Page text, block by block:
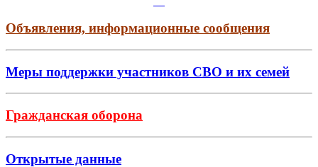
Объявления, информационные сообщения
Меры поддержки участников СВО и их семей
Гражданская оборона
Открытые данные